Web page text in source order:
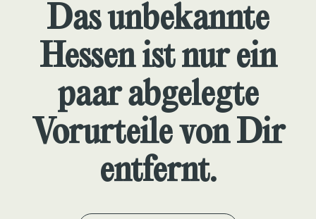
Das unbekannte
Hessen ist nur ein
paar abgelegte
Vorurteile von Dir
entfernt.